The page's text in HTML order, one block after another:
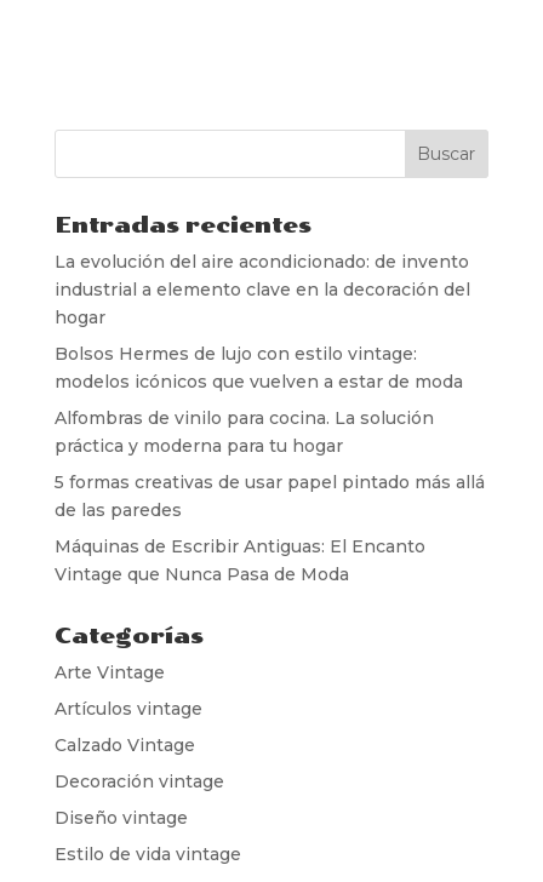
Entradas recientes
La evolución del aire acondicionado: de invento
industrial a elemento clave en la decoración del
hogar
Bolsos Hermes de lujo con estilo vintage:
modelos icónicos que vuelven a estar de moda
Alfombras de vinilo para cocina. La solución
práctica y moderna para tu hogar
5 formas creativas de usar papel pintado más allá
de las paredes
Máquinas de Escribir Antiguas: El Encanto
Vintage que Nunca Pasa de Moda
Categorías
Arte Vintage
Artículos vintage
Calzado Vintage
Decoración vintage
Diseño vintage
Estilo de vida vintage